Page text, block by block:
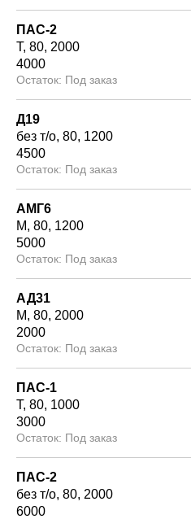
ПАС-2
Т 80 2000
4000
Под заказ
Д19
без т/о 80 1200
4500
Под заказ
АМГ6
М 80 1200
5000
Под заказ
АД31
М 80 2000
2000
Под заказ
ПАС-1
Т 80 1000
3000
Под заказ
ПАС-2
без т/о 80 2000
6000